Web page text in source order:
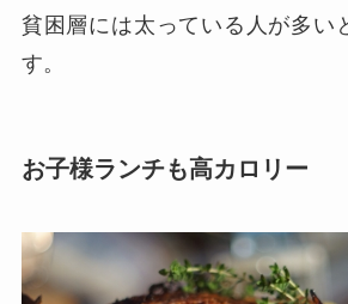
貧困層には太っている人が多い
す。
お子様ランチも高カロリー